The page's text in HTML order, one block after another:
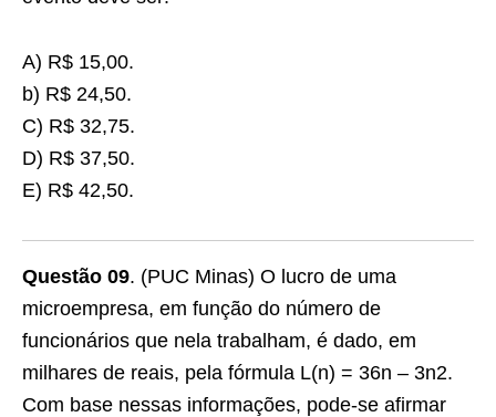
A) R$ 15,00.
b) R$ 24,50.
C) R$ 32,75.
D) R$ 37,50.
E) R$ 42,50.
Questão 09. (PUC Minas) O lucro de uma
microempresa, em função do número de
funcionários que nela trabalham, é dado, em
milhares de reais, pela fórmula L(n) = 36n – 3n2.
Com base nessas informações, pode-se afirmar